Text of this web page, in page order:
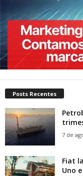
Posts Recentes
7 de
Fiat
Uno